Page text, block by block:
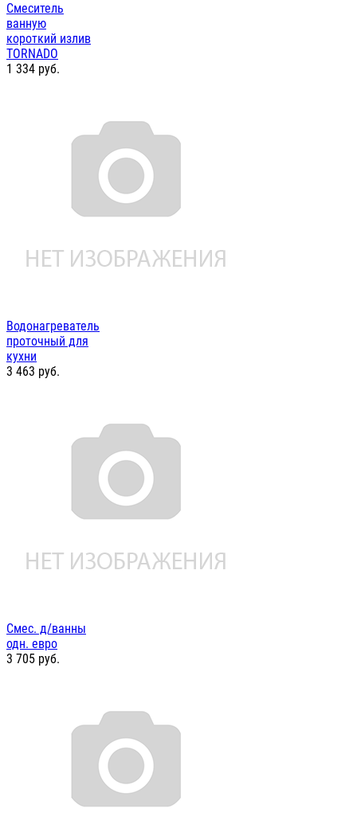
Смеситель
ванную
короткий излив
TORNADO
1 334 руб.
Водонагреватель
проточный для
кухни
3 463 руб.
Смес. д/ванны
одн. евро
3 705 руб.